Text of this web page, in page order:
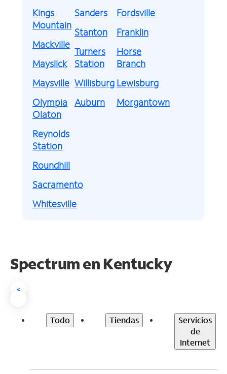
Kings
Mountain
Mackville
Mayslick
Maysville
Olympia
Sanders
Stanton
Turners
Station
Willisburg
Auburn
Fordsville
Franklin
Horse
Branch
Lewisburg
Morgantown
Olaton
Reynolds
Station
Roundhill
Sacramento
Whitesville
Spectrum en Kentucky
<
Todo Tiendas
Servicios
de
Internet